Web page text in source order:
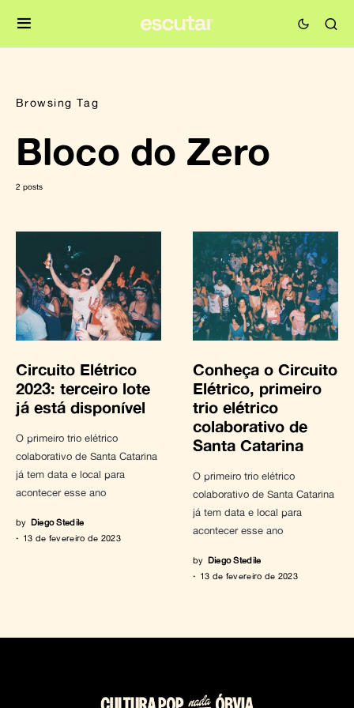
Browsing Tag
Bloco do Zero
2 posts
Circuito Elétrico
2023: terceiro lote
já está disponível
O primeiro trio elétrico
colaborativo de Santa Catarina
já tem data e local para
acontecer esse ano
by Diego Stedile
13 de fevereiro de 2023
Conheça o Circuito
Elétrico, primeiro
trio elétrico
colaborativo de
Santa Catarina
O primeiro trio elétrico
colaborativo de Santa Catarina
já tem data e local para
acontecer esse ano
by Diego Stedile
13 de fevereiro de 2023